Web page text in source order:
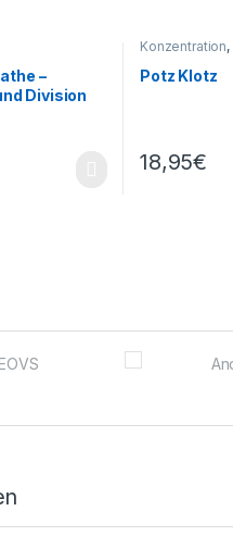
–
Division
Konzentration,
Potz Klotz
18,95€